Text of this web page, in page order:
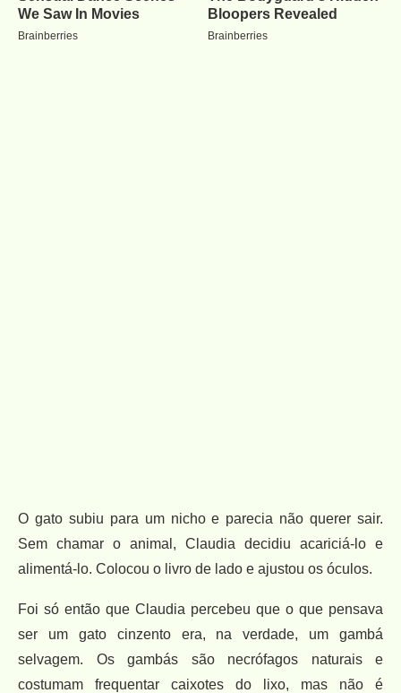
O gato subiu para um nicho e parecia não querer sair.
Sem chamar o animal, Claudia decidiu acariciá-lo e
alimentá-lo. Colocou o livro de lado e ajustou os óculos.
Foi só então que Claudia percebeu que o que pensava
ser um gato cinzento era, na verdade, um gambá
selvagem. Os gambás são necrófagos naturais e
costumam frequentar caixotes do lixo, mas não é